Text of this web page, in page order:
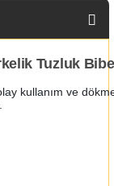
Tuzluk
kullanım ve